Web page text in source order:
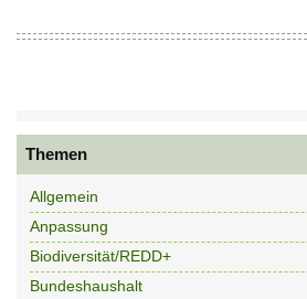
Themen
Allgemein
Anpassung
Biodiversität/REDD+
Bundeshaushalt